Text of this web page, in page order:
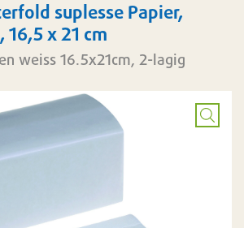
suplesse Papier,
x 21 cm
weiss 16.5x21cm, 2-lagig
Bild